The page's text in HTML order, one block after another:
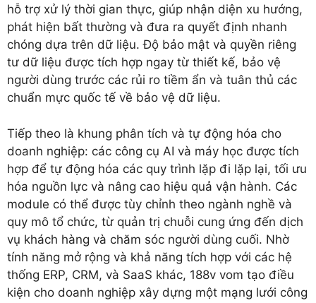
hỗ trợ xử lý thời gian thực, giúp nhận diện xu hướng,
phát hiện bất thường và đưa ra quyết định nhanh
chóng dựa trên dữ liệu. Độ bảo mật và quyền riêng
tư dữ liệu được tích hợp ngay từ thiết kế, bảo vệ
người dùng trước các rủi ro tiềm ẩn và tuân thủ các
chuẩn mực quốc tế về bảo vệ dữ liệu.
Tiếp theo là khung phân tích và tự động hóa cho
doanh nghiệp: các công cụ AI và máy học được tích
hợp để tự động hóa các quy trình lặp đi lặp lại, tối ưu
hóa nguồn lực và nâng cao hiệu quả vận hành. Các
module có thể được tùy chỉnh theo ngành nghề và
quy mô tổ chức, từ quản trị chuỗi cung ứng đến dịch
vụ khách hàng và chăm sóc người dùng cuối. Nhờ
tính năng mở rộng và khả năng tích hợp với các hệ
thống ERP, CRM, và SaaS khác, 188v vom tạo điều
kiện cho doanh nghiệp xây dựng một mạng lưới công